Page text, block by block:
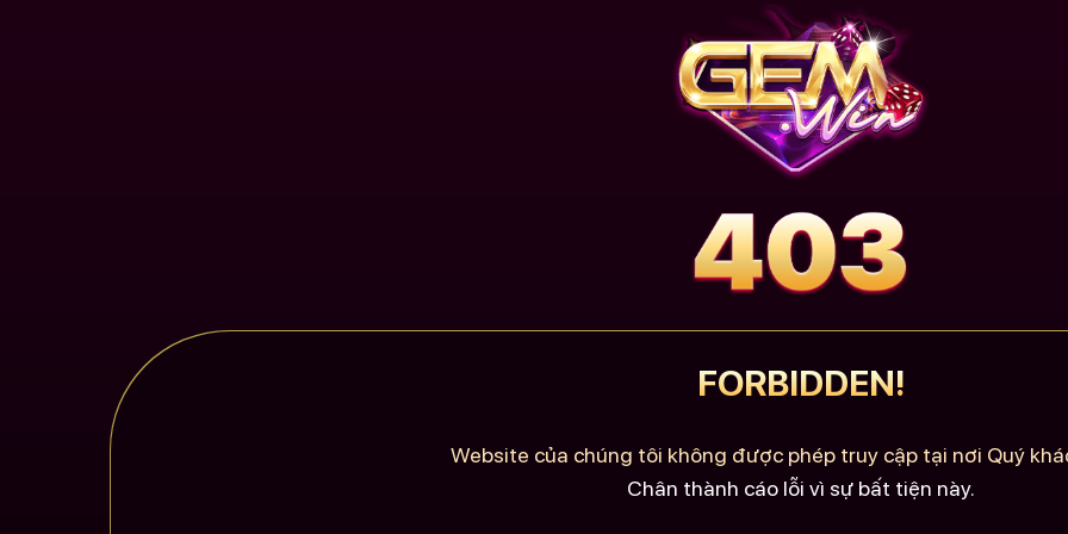
FORBIDDEN!
Website của chúng tôi không được phép truy cập tại nơi Quý
Chân thành cáo lỗi vì sự bất tiện này.